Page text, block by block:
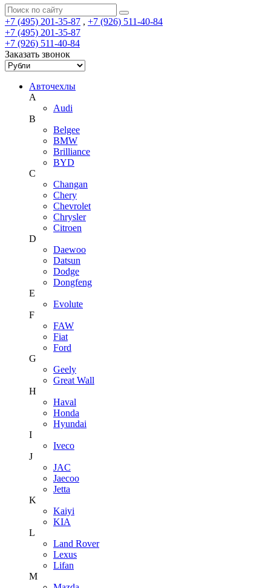
+7 (495) 201-35-87 , +7 (926) 511-40-84
+7 (495) 201-35-87
+7 (926) 511-40-84
Заказать звонок
Авточехлы
A
Audi
B
Belgee
BMW
Brilliance
BYD
C
Changan
Chery
Chevrolet
Chrysler
Citroen
D
Daewoo
Datsun
Dodge
Dongfeng
E
Evolute
F
FAW
Fiat
Ford
G
Geely
Great Wall
H
Haval
Honda
Hyundai
I
Iveco
J
JAC
Jaecoo
Jetta
K
Kaiyi
KIA
L
Land Rover
Lexus
Lifan
M